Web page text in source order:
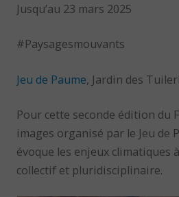
Jusqu’au 23 mars 2025
#Paysagesmouvants
Jeu de Paume, Jardin des
Pour cette seconde édition du
images organisé par le Jeu de
évoque les enjeux climatiques
collectif et pluridisciplinaire.